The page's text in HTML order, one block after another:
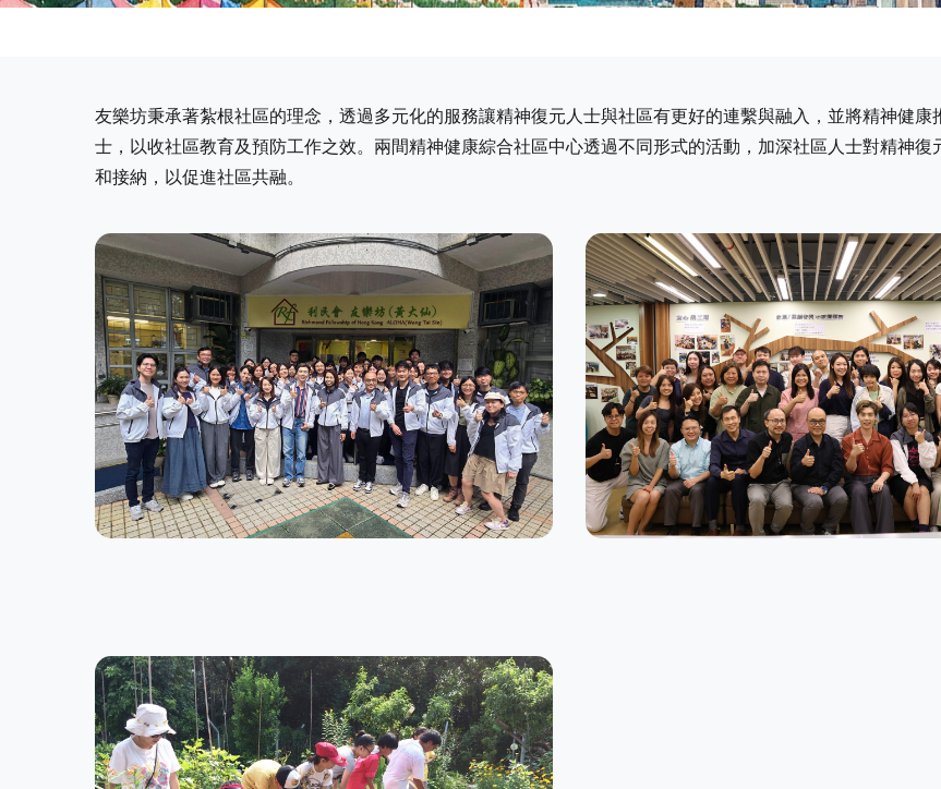
友樂坊秉承著紮根社區的理念，透過多元化的服務讓精神復元人士與社區有更好的連繫與融入，並將精神健康
士，以收社區教育及預防工作之效。兩間精神健康綜合社區中心透過不同形式的活動，加深社區人士對精神復
和接納，以促進社區共融。